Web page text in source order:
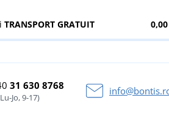
TRANSPORT GRATUIT
31 630 8768
Jo, 9-17)